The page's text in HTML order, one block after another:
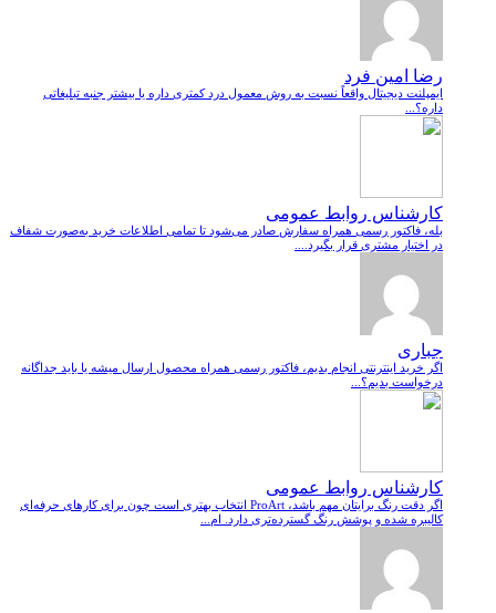
رضا امین فرد
ایمپلنت دیجیتال واقعاً نسبت به روش معمول درد کمتری داره یا بیشتر جنبه تبلیغاتی
داره؟...
کارشناس روابط عمومی
بله، فاکتور رسمی همراه سفارش صادر می‌شود تا تمامی اطلاعات خرید به‌صورت شفاف
در اختیار مشتری قرار بگیرد....
جباری
اگر خرید اینترنتی انجام بدیم، فاکتور رسمی همراه محصول ارسال میشه یا باید جداگانه
درخواست بدیم؟...
کارشناس روابط عمومی
اگر دقت رنگ برایتان مهم باشد، ProArt انتخاب بهتری است چون برای کارهای حرفه‌ای
کالیبره شده و پوشش رنگ گسترده‌تری دارد. ام...